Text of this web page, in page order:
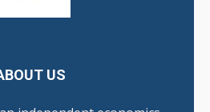
US